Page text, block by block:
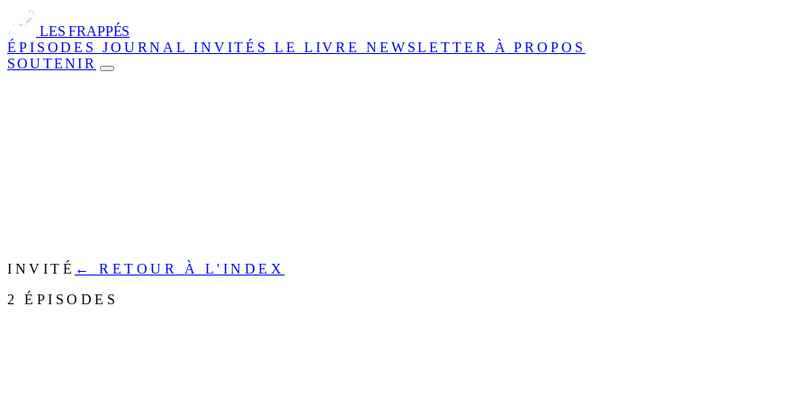
LES FRAPPÉS
ÉPISODES JOURNAL INVITÉSLE LIVRE NEWSLETTER À PROPOS
SOUTENIR
INVITÉ ← RETOUR À L'INDEX
2 ÉPISODES